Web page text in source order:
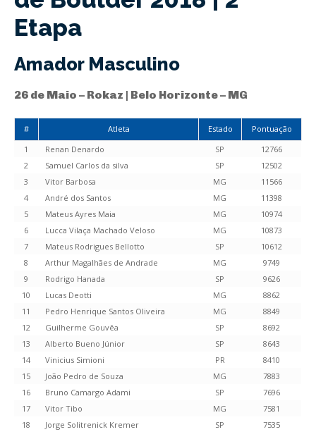
Etapa
Amador Masculino
26 de Maio – Rokaz | Belo Horizonte – MG
# Atleta Estado
Pontuação
1
Renan Denardo SP
12766
2
Samuel Carlos da silva SP
12502
3
Vitor Barbosa MG
11566
4
André dos Santos MG
11398
5
Mateus Ayres Maia MG
10974
6
Lucca Vilaça Machado Veloso MG
10873
7
Mateus Rodrigues Bellotto SP
10612
8
Arthur Magalhães de Andrade MG
9749
9
Rodrigo Hanada SP
9626
10
Lucas Deotti MG
8862
11
Pedro Henrique Santos Oliveira MG
8849
12
Guilherme Gouvêa SP
8692
13
Alberto Bueno Júnior SP
8643
14
Vinicius Simioni PR
8410
15
João Pedro de Souza MG
7883
16
Bruno Camargo Adami SP
7696
17
Vitor Tibo MG
7581
18
Jorge Solitrenick Kremer SP
7535